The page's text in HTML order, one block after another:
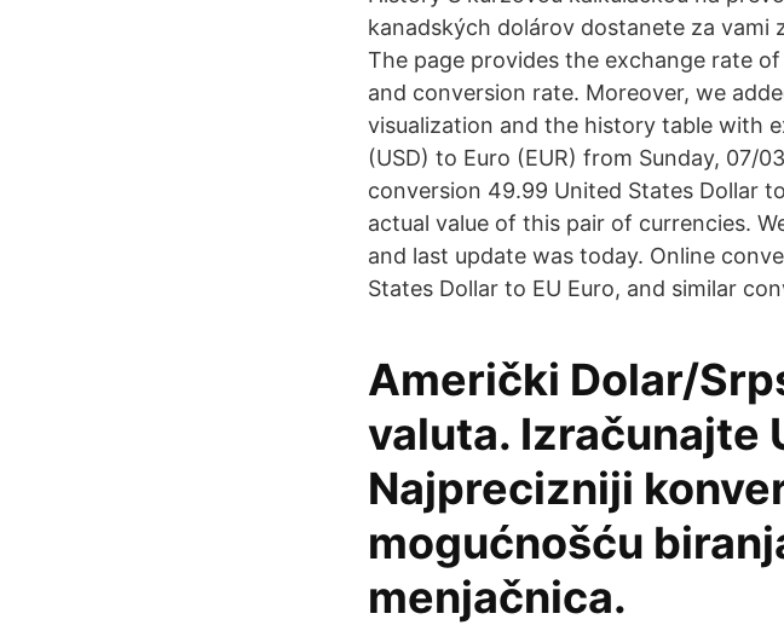
kanadských dolárov dostanete za vami
The page provides the exchange rate
and conversion rate. Moreover, we
visualization and the history table with
(USD) to Euro (EUR) from Sunday, 07/
conversion 49.99 United States Dollar
actual value of this pair of currencies.
and last update was today. Online
States Dollar to EU Euro, and similar
Američki Dolar/
valuta. Izračunajte
Najprecizniji
mogućnošću
menjačnica.